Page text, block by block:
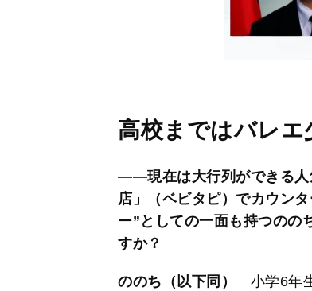
高校まではバレエ
――現在は大行列ができる人
店」（ベビタピ）でカウン
ー”としての一面も持つのの
すか？
ののち（以下同）
小学6年